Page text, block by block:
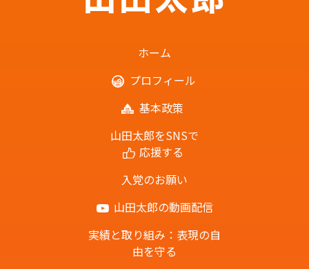
ホーム
プロフィール
基本政策
山田太郎をSNSで
応援する
入党のお願い
山田太郎の動画配信
実績と取り組み：表現の自
由を守る